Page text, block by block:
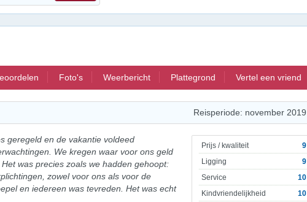
Foto's Weerbericht Plattegrond Vertel een vriend
Reisperiode: november 2019
Prijs / kwaliteit
9
Ligging
9
Service
10
Kindvriendelijkheid
10
geregeld en de vakantie voldeed
We kregen waar voor ons geld
was precies zoals we hadden gehoopt:
zowel voor ons als voor de
en iedereen was tevreden. Het was echt